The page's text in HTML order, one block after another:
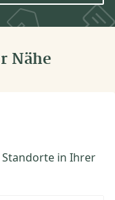
Nähe
Standorte in Ihrer